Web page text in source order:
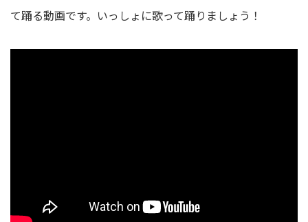
て踊る動画です。いっしょに歌って踊りましょう！